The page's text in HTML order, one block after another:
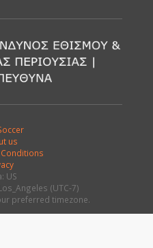
us
US
(UTC-7)
preferred timezone.